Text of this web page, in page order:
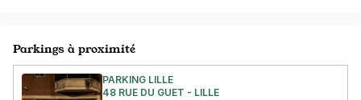
Parkings à proximité
PARKING LILLE
48 RUE DU GUET - LILLE